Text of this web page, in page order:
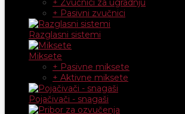
+ Pasivni zvučnici
Razglasni sistemi
Miksete
+ Pasivne miksete
+ Aktivne miksete
Pojačivači - snagaši